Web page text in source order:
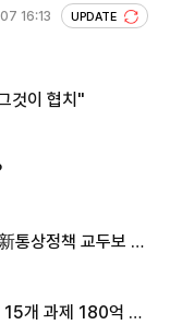
16:13 UPDATE
것이 협치"
통상정책 교두보 활
15개 과제 180억 지